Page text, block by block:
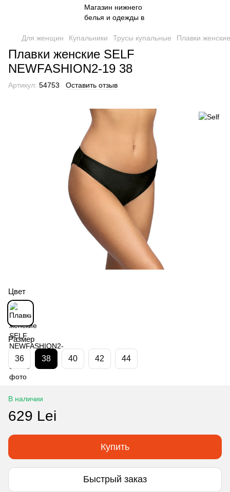
Для женщин Купальники Трусы купальные Плавки
Плавки женские SELF
NEWFASHION2-19 38
Артикул: 54753 Оставить отзыв
Цвет
Размер
36 38 40 42 44
В наличии
629 Lei
Купить
Быстрый заказ